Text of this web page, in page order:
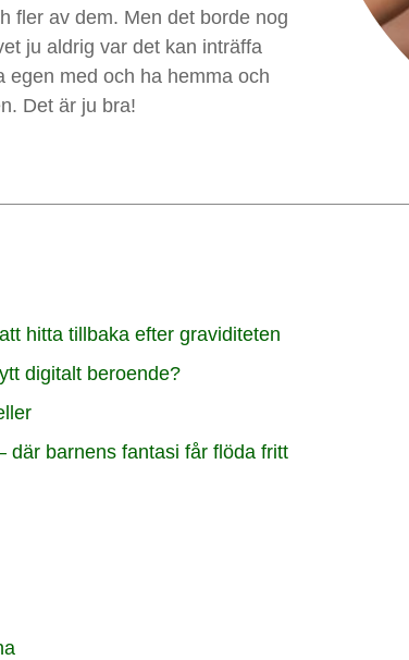
fler av dem. Men det borde nog
ju aldrig var det kan inträffa
egen med och ha hemma och
Det är ju bra!
hitta tillbaka efter graviditeten
digitalt beroende?
där barnens fantasi får flöda fritt